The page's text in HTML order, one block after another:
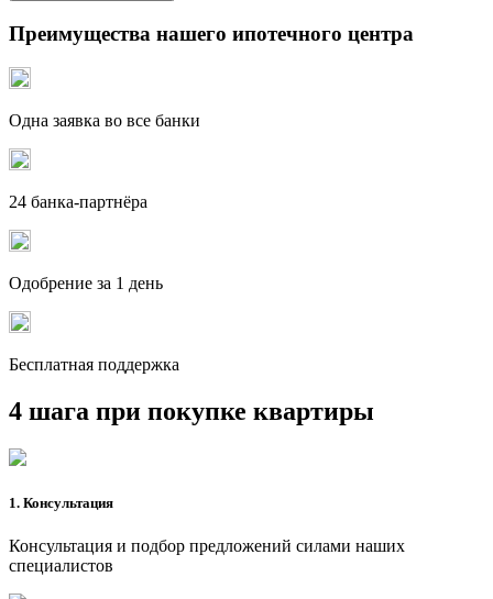
Преимущества нашего ипотечного центра
Одна заявка во все банки
24 банка-партнёра
Одобрение за 1 день
Бесплатная поддержка
4 шага при покупке квартиры
1. Консультация
Консультация и подбор предложений силами наших
специалистов